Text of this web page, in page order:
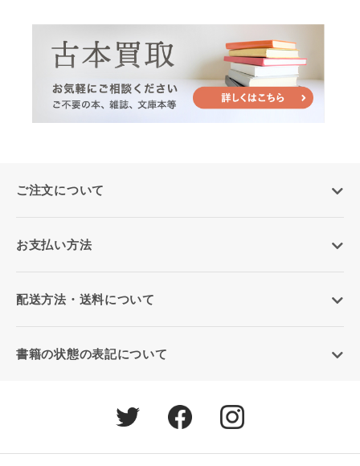
ご注文について
お支払い方法
配送方法・送料について
書籍の状態の表記について